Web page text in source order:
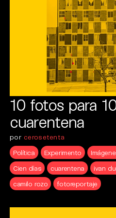
10 fotos para
cuarentena
por cerosetenta
Política
Experimento
Cien días
cuarentena ivan
camilo rozo
fotoreportaje